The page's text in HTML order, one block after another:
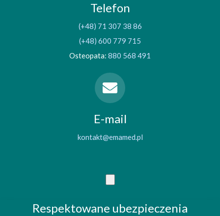
Telefon
(+48) 71 307 38 86
(+48) 600 779 715
Osteopata: 880 568 491
E-mail
kontakt@emamed.pl
Respektowane ubezpieczenia